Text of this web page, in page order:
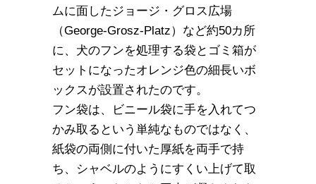
ムに面したジョージ・グロス広場
（George-Grosz-Platz）など約50カ所
に、犬のフンを処理する袋とゴミ箱が
セットになったオレンジ色の細長いボ
ックスが設置されたのです。
フン袋は、ビニール袋に手を入れてつ
かみ取るという単純なものではなく、
紙袋の両側に付いた厚紙を両手で持
ち、シャベルのようにすくい上げて取